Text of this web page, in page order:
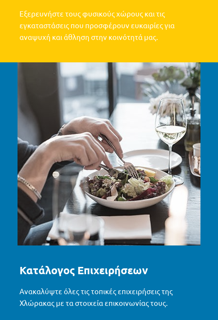
Εξερευνήστε τους φυσικούς χώρους και τις
εγκαταστάσεις που προσφέρουν ευκαιρίες για
αναψυχή και άθληση στην κοινότητά μας.
Κατάλογος Επιχειρήσεων
Ανακαλύψτε όλες τις τοπικές επιχειρήσεις της
Χλώρακας με τα στοιχεία επικοινωνίας τους.